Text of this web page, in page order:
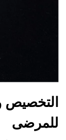
التخصيص
للمرضى